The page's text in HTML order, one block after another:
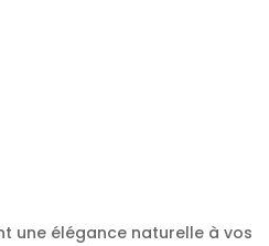
une élégance naturelle à vos